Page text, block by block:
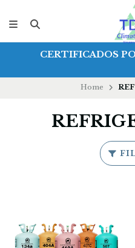
CERTIFICADOS
Home